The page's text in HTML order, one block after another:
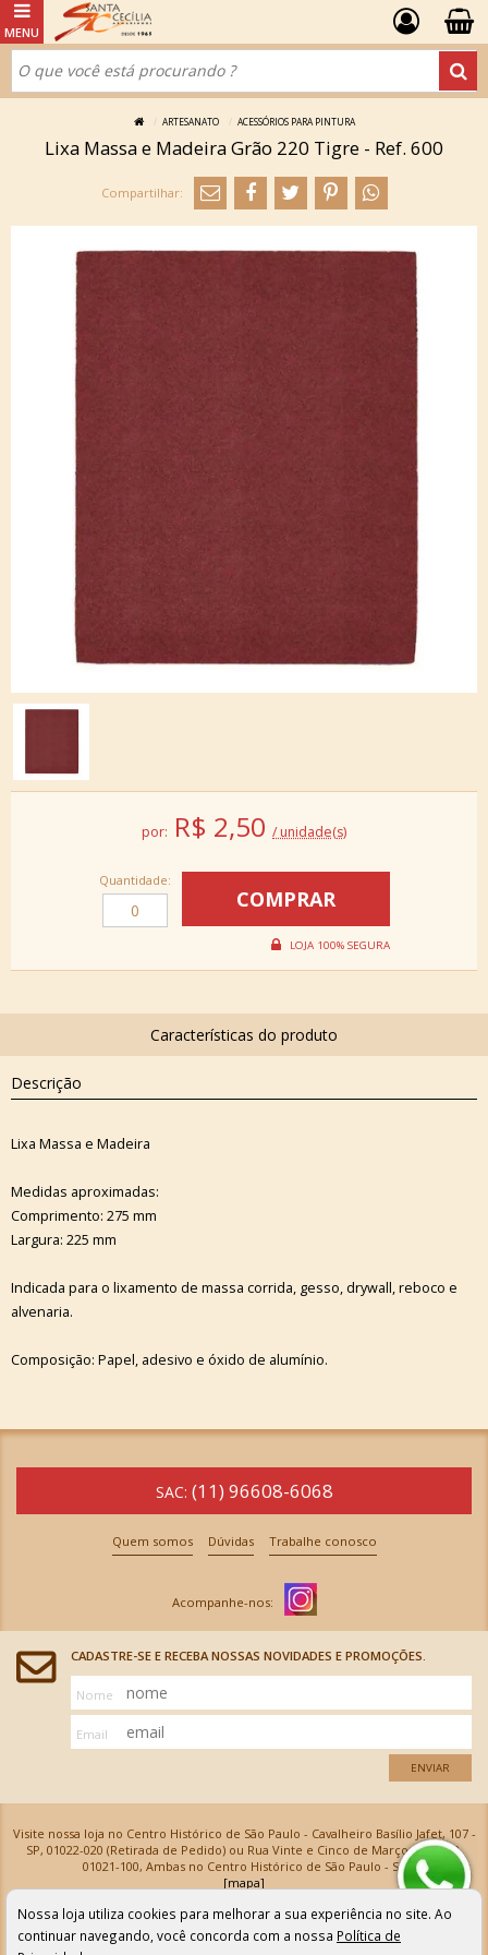
ARTESANATO ACESSÓRIOS PARA PINTURA
Lixa Massa e Madeira Grão 220 Tigre - Ref. 600
por: R$ 2,50 / unidade(s)
Quantidade:
Descrição
Lixa Massa e Madeira
Medidas aproximadas:
Comprimento: 275 mm
Largura: 225 mm
Indicada para o lixamento de massa corrida, gesso, drywall, reboco e
alvenaria.
Composição: Papel, adesivo e óxido de alumínio.
SAC: (11) 96608-6068
Quem somos Dúvidas Trabalhe conosco
CADASTRE-SE E RECEBA NOSSAS NOVIDADES E PROMOÇÕES.
Nome
Email
ENVIAR
Visite nossa loja no Centro Histórico de São Paulo - Cavalheiro Basílio Jafet, 107 -
SP, 01022-020 (Retirada de Pedido) ou Rua Vinte e Cinco de Março, 576 - SP,
01021-100, Ambas no Centro Histórico de São Paulo - SP
[mapa]
Armarinhos Santa Cecília Ltda | CNPJ: 61.069.639/0001-18
Os preços e as condições de pagamento apresentadas na loja virtual não valem para nossa loja física e
podem sofrer alterações sem aviso prévio. Vendas com cartão de crédito sujeitas a análise e
confirmação de dados.
Nossa loja utiliza cookies para melhorar a sua experiência no site. Ao
continuar navegando, você concorda com a nossa Política de